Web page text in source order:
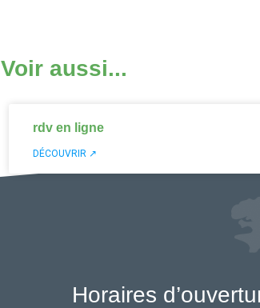
Voir aussi...
rdv en ligne
DÉCOUVRIR ↗
Horaires